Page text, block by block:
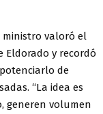
ministro valoró el
y recordó
de
“La idea es
generen volumen